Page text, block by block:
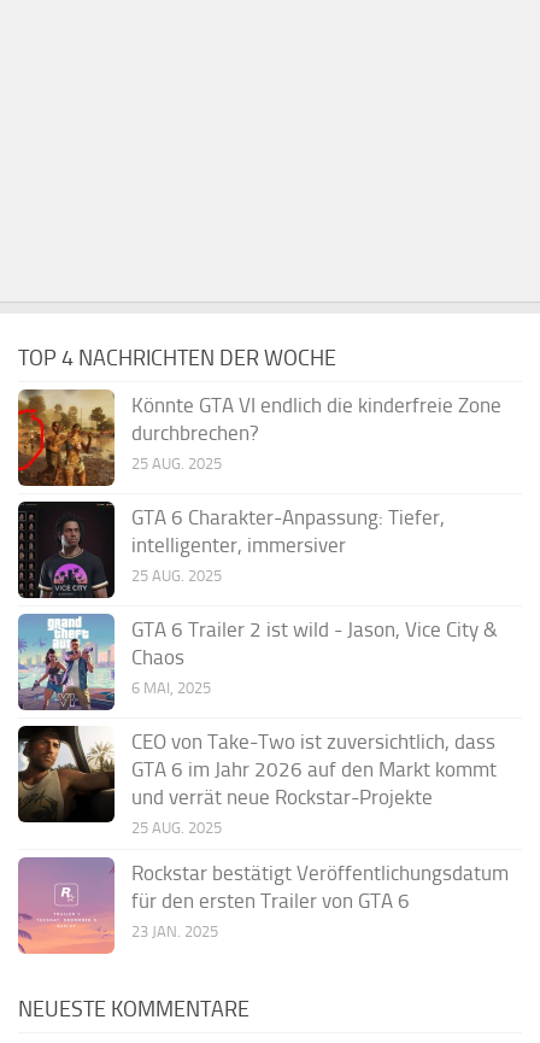
TOP 4 NACHRICHTEN DER WOCHE
Könnte GTA VI endlich die kinderfreie Zone
durchbrechen?
25 AUG. 2025
GTA 6 Charakter-Anpassung: Tiefer,
intelligenter, immersiver
25 AUG. 2025
GTA 6 Trailer 2 ist wild - Jason, Vice City &
Chaos
6 MAI, 2025
CEO von Take-Two ist zuversichtlich, dass
GTA 6 im Jahr 2026 auf den Markt kommt
und verrät neue Rockstar-Projekte
25 AUG. 2025
Rockstar bestätigt Veröffentlichungsdatum
für den ersten Trailer von GTA 6
23 JAN. 2025
NEUESTE KOMMENTARE